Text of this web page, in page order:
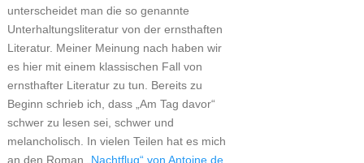
unterscheidet man die so genannte
Unterhaltungsliteratur von der ernsthaften
Literatur. Meiner Meinung nach haben wir
es hier mit einem klassischen Fall von
ernsthafter Literatur zu tun. Bereits zu
Beginn schrieb ich, dass „Am Tag davor“
schwer zu lesen sei, schwer und
melancholisch. In vielen Teilen hat es mich
an den Roman
„Nachtflug“ von Antoine de